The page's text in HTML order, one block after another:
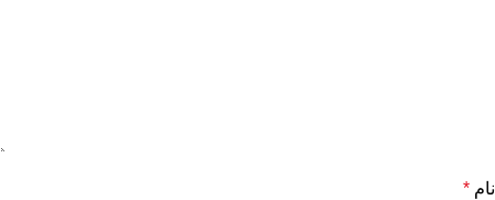
نام *